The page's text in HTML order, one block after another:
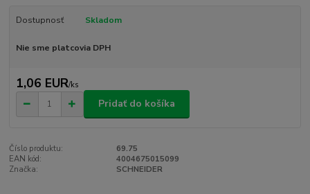
Dostupnosť Skladom
Nie sme platcovia DPH
1,06 EUR/ks
Pridať do košíka
Číslo produktu:
69.75
EAN kód:
4004675015099
Značka:
SCHNEIDER